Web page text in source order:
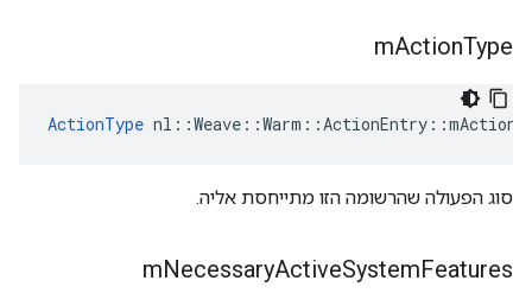
mActionType
ActionType
סוג הפעולה שהרשומה הזו מתייחסת אליה.
mNecessaryActiveSystemFeatures